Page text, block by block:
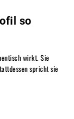
so
wirkt. Sie
spricht sie